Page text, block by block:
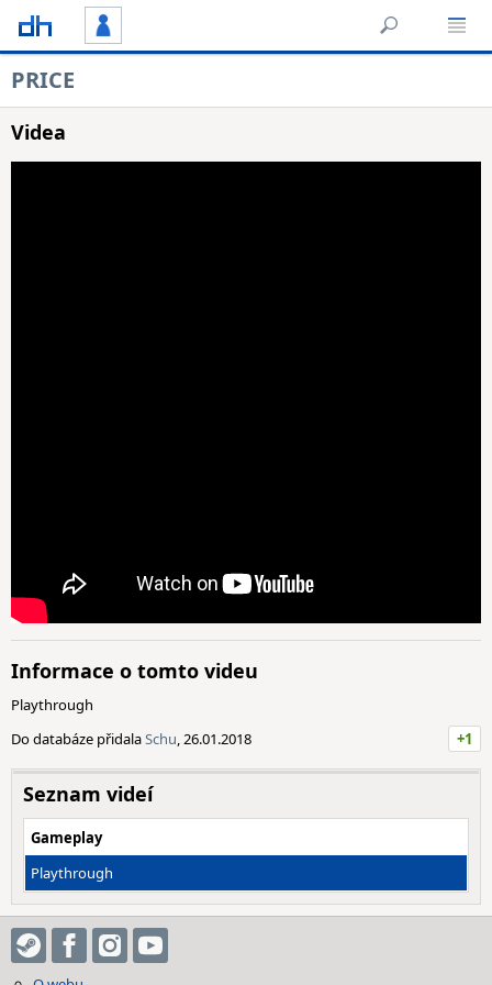
PRICE
Videa
Informace o tomto videu
Playthrough
Do databáze přidalaSchu, 26.01.2018 +1
Seznam videí
Gameplay
Playthrough